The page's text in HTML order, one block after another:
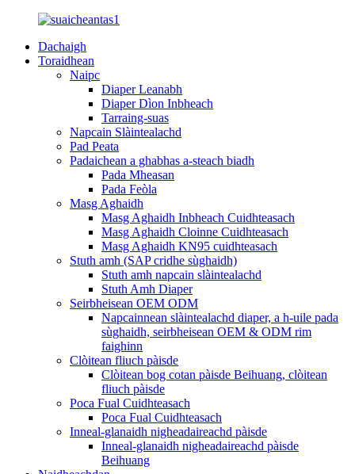
Dachaigh
Toraidhean
Naipc
Diaper Leanabh
Diaper Dìon Inbheach
Tarraing-suas
Napcain Slàintealachd
Pad Peata
Padaichean a ghabhas a-steach biadh
Pada Mheasan
Pada Feòla
Masg Aghaidh
Masg Aghaidh Inbheach Cuidhteasach
Masg Aghaidh Cloinne Cuidhteasach
Masg Aghaidh KN95 cuidhteasach
Stuth amh (SAP cridhe sùghaidh)
Stuth amh napcain slàintealachd
Stuth Amh Diaper
Seirbheisean OEM ODM
Napcainnean slàintealachd diaper, a h-uile pada
sùghaidh, seirbheisean OEM & ODM rim
faighinn
Clòitean fliuch pàisde
Clòitean bog cotan pàisde Beihuang, clòitean
fliuch pàisde
Poca Fual Cuidhteasach
Poca Fual Cuidhteasach
Inneal-glanaidh nigheadaireachd pàisde
Inneal-glanaidh nigheadaireachd pàisde
Beihuang